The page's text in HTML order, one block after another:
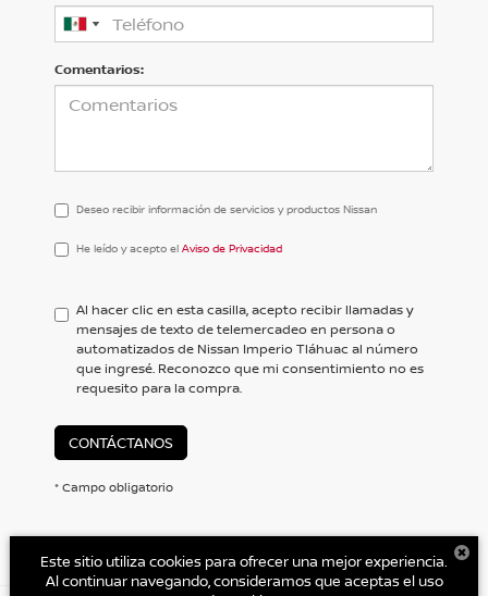
Comentarios:
Deseo recibir información de servicios y productos Nissan
He
acepto
href='/privacy.aspx'
target='_blank'>Aviso
He leído y acepto el Aviso de Privacidad
Al hacer clic en esta casilla, acepto recibir llamadas y
mensajes de texto de telemercadeo en persona o
automatizados de Nissan Imperio Tláhuac al número
que ingresé. Reconozco que mi consentimiento no es
requesito para la compra.
CONTÁCTANOS
* Campo obligatorio
Este sitio utiliza cookies para ofrecer una mejor experiencia.
Al continuar navegando, consideramos que aceptas el uso